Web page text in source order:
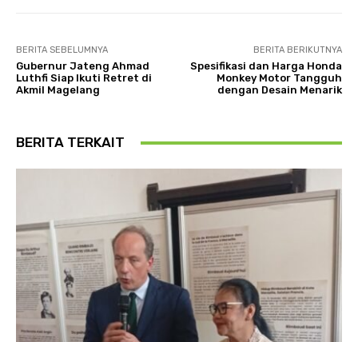
BERITA SEBELUMNYA
Gubernur Jateng Ahmad
Luthfi Siap Ikuti Retret di
Akmil Magelang
BERITA BERIKUTNYA
Spesifikasi dan Harga Honda
Monkey Motor Tangguh
dengan Desain Menarik
BERITA TERKAIT